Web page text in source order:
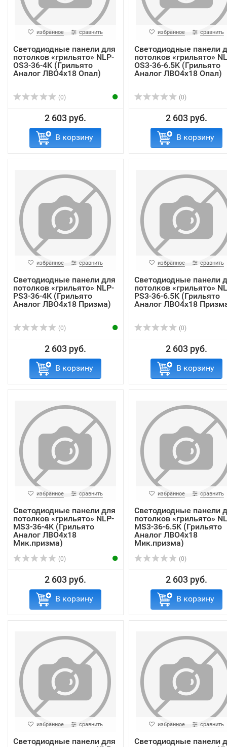
избранное сравнить
Светодиодные панели для
потолков «грильято» NLP-
OS3-36-4K (Грильято
Аналог ЛВО4х18 Опал)
(0)
2 603 руб.
В корзину
избранное сравнить
Светодиодные панели
потолков «грильято»
OS3-36-6.5K (Грильято
Аналог ЛВО4х18 Опал)
(0)
2 603 руб.
В корзину
избранное сравнить
Светодиодные панели для
потолков «грильято» NLP-
PS3-36-4K (Грильято
Аналог ЛВО4х18 Призма)
(0)
2 603 руб.
В корзину
избранное сравнить
Светодиодные панели
потолков «грильято»
PS3-36-6.5K (Грильято
Аналог ЛВО4х18
(0)
2 603 руб.
В корзину
избранное сравнить
Светодиодные панели для
потолков «грильято» NLP-
MS3-36-4K (Грильято
Аналог ЛВО4х18
Мик.призма)
(0)
2 603 руб.
В корзину
избранное сравнить
Светодиодные панели
потолков «грильято»
MS3-36-6.5K (Грильято
Аналог ЛВО4х18
Мик.призма)
(0)
2 603 руб.
В корзину
избранное сравнить
Светодиодные панели для
избранное сравнить
Светодиодные панели